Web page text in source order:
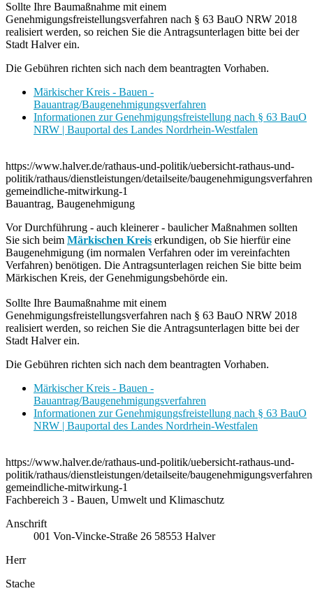
Sollte Ihre Baumaßnahme mit einem
Genehmigungsfreistellungsverfahren nach § 63 BauO NRW 2018
realisiert werden, so reichen Sie die Antragsunterlagen bitte bei der
Stadt Halver ein.
Die Gebühren richten sich nach dem beantragten Vorhaben.
Märkischer Kreis - Bauen -
Bauantrag/Baugenehmigungsverfahren
Informationen zur Genehmigungsfreistellung nach § 63 BauO
NRW | Bauportal des Landes Nordrhein-Westfalen
https://www.halver.de/rathaus-und-politik/uebersicht-rathaus-und-
politik/rathaus/dienstleistungen/detailseite/
gemeindliche-mitwirkung-1
Bauantrag, Baugenehmigung
Vor Durchführung - auch kleinerer - baulicher Maßnahmen sollten
Sie sich beim Märkischen Kreis erkundigen, ob Sie hierfür eine
Baugenehmigung (im normalen Verfahren oder im vereinfachten
Verfahren) benötigen. Die Antragsunterlagen reichen Sie bitte beim
Märkischen Kreis, der Genehmigungsbehörde ein.
Sollte Ihre Baumaßnahme mit einem
Genehmigungsfreistellungsverfahren nach § 63 BauO NRW 2018
realisiert werden, so reichen Sie die Antragsunterlagen bitte bei der
Stadt Halver ein.
Die Gebühren richten sich nach dem beantragten Vorhaben.
Märkischer Kreis - Bauen -
Bauantrag/Baugenehmigungsverfahren
Informationen zur Genehmigungsfreistellung nach § 63 BauO
NRW | Bauportal des Landes Nordrhein-Westfalen
https://www.halver.de/rathaus-und-politik/uebersicht-rathaus-und-
politik/rathaus/dienstleistungen/detailseite/
gemeindliche-mitwirkung-1
Fachbereich 3 - Bauen, Umwelt und Klimaschutz
Anschrift
001 Von-Vincke-Straße 26 58553 Halver
Herr
Stache